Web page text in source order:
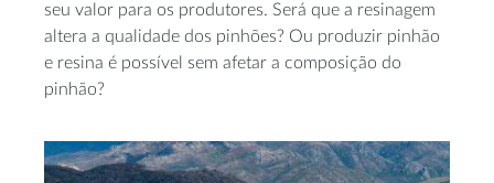
seu valor para os produtores. Será que a resinagem
altera a qualidade dos pinhões? Ou produzir pinhão
e resina é possível sem afetar a composição do
pinhão?